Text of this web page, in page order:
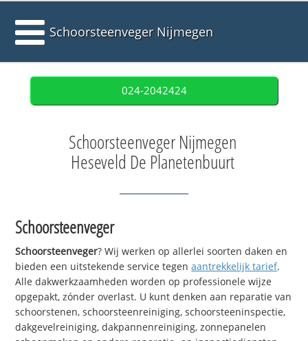
Schoorsteenveger Nijmegen
024-2042424
Schoorsteenveger Nijmegen
Heseveld De Planetenbuurt
Schoorsteenveger
Schoorsteenveger? Wij werken op allerlei soorten daken en
bieden een uitstekende service tegenaantrekkelijk tarief.
Alle dakwerkzaamheden worden op professionele wijze
opgepakt, zónder overlast. U kunt denken aan reparatie van
schoorstenen, schoorsteenreiniging, schoorsteeninspectie,
dakgevelreiniging, dakpannenreiniging, zonnepanelen